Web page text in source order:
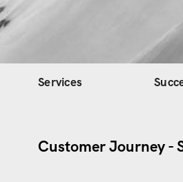
Services
Customer Journey -